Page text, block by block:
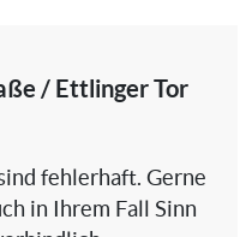
/ Ettlinger Tor
fehlerhaft. Gerne
in Ihrem Fall Sinn